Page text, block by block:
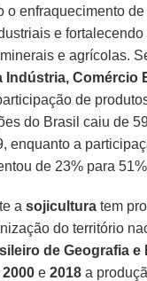
o enfraquecimento
e
e agrícolas.
Indústria, Comércio
de
do Brasil caiu de
enquanto a
de 23% para
asojicultura tem
do território
de Geografia e
2000 e2018 a